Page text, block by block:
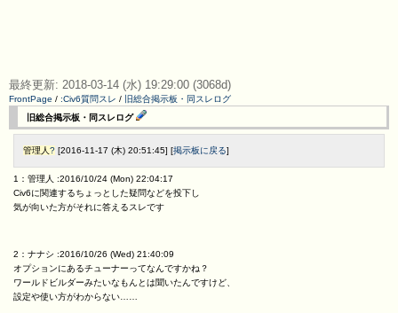
最終更新: 2018-03-14 (水) 19:29:00 (3068d)
FrontPage / :Civ6質問スレ / 旧総合掲示板・同スレログ
旧総合掲示板・同スレログ
管理人? [2016-11-17 (木) 20:51:45] [掲示板に戻る]
1：管理人 :2016/10/24 (Mon) 22:04:17
Civ6に関連するちょっとした疑問などを投下し
気が向いた方がそれに答えるスレです
2：ナナシ :2016/10/26 (Wed) 21:40:09
オプションにあるチューナーってなんですかね？
ワールドビルダーみたいなもんとは聞いたんですけど、
設定や使い方がわからない……